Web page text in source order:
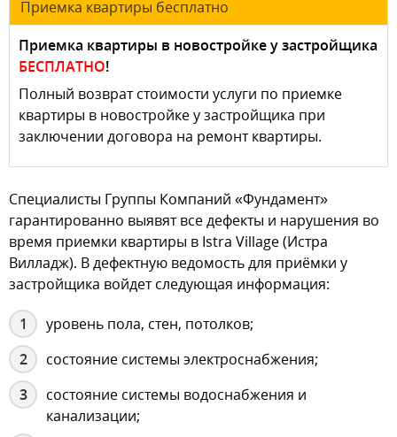
Приемка квартиры бесплатно
Приемка квартиры в новостройке у застройщика
БЕСПЛАТНО!
Полный возврат стоимости услуги по приемке
квартиры в новостройке у застройщика при
заключении договора на ремонт квартиры.
Специалисты Группы Компаний «Фундамент»
гарантированно выявят все дефекты и нарушения во
время приемки квартиры в Istra Village (Истра
Вилладж). В дефектную ведомость для приёмки у
застройщика войдет следующая информация:
уровень пола, стен, потолков;
состояние системы электроснабжения;
состояние системы водоснабжения и
канализации;